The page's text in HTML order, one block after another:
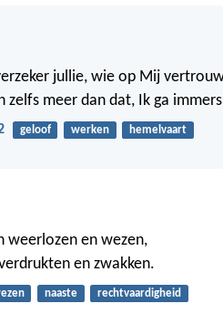
jullie, wie op Mij
zelfs meer dan dat, Ik ga
geloof werken hemelvaart
weerlozen en wezen,
en zwakken.
naaste rechtvaardigheid